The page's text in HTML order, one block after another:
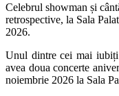
Celebrul showman și
retrospective, la Sala
2026.
Unul dintre cei mai
avea doua concerte
noiembrie 2026 la Sala